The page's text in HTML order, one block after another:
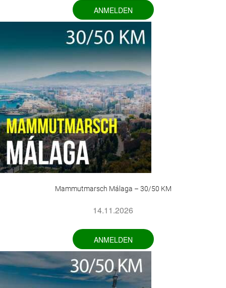
ANMELDEN
Mammutmarsch Málaga – 30/50 KM
14.11.2026
ANMELDEN